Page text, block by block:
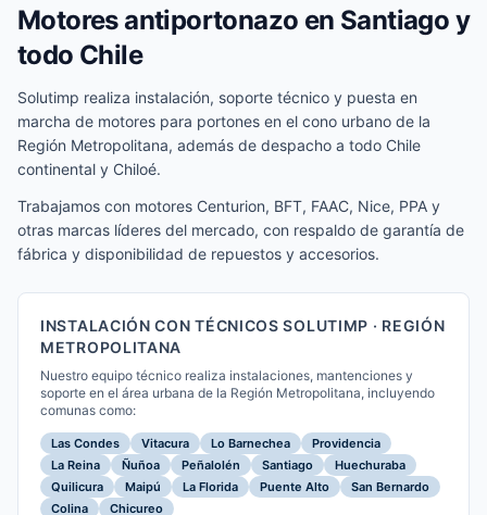
Motores antiportonazo en Santiago y
todo Chile
Solutimp realiza instalación, soporte técnico y puesta en
marcha de motores para portones en el cono urbano de la
Región Metropolitana, además de despacho a todo Chile
continental y Chiloé.
Trabajamos con motores Centurion, BFT, FAAC, Nice, PPA y
otras marcas líderes del mercado, con respaldo de garantía de
fábrica y disponibilidad de repuestos y accesorios.
INSTALACIÓN CON TÉCNICOS SOLUTIMP · REGIÓN
METROPOLITANA
Nuestro equipo técnico realiza instalaciones, mantenciones y
soporte en el área urbana de la Región Metropolitana, incluyendo
comunas como:
Las Condes Vitacura Lo Barnechea
Providencia
La Reina
Ñuñoa Peñalolén Santiago
Huechuraba
Quilicura
Maipú La Florida Puente Alto
San Bernardo
Colina
Chicureo